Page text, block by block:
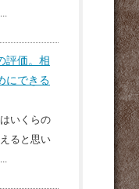
評価。相
にできる
いくらの
ると思い